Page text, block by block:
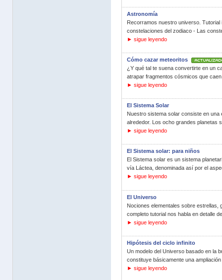
Astronomía
Recorramos nuestro universo.
constelaciones del zodiaco - Las
► sigue leyendo
Cómo cazar meteoritos
¿Y qué tal te suena convertirte en un
atrapar fragmentos cósmicos que
► sigue leyendo
El Sistema Solar
Nuestro sistema solar consiste en una
alrededor. Los ocho grandes planetas
► sigue leyendo
El Sistema solar: para niños
El Sistema solar es un sistema
vía Láctea, denominada así por el
► sigue leyendo
El Universo
Nociones elementales sobre
completo tutorial nos habla en detalle
► sigue leyendo
Hipótesis del ciclo infinito
Un modelo del Universo basado en la
constituye básicamente una
► sigue leyendo